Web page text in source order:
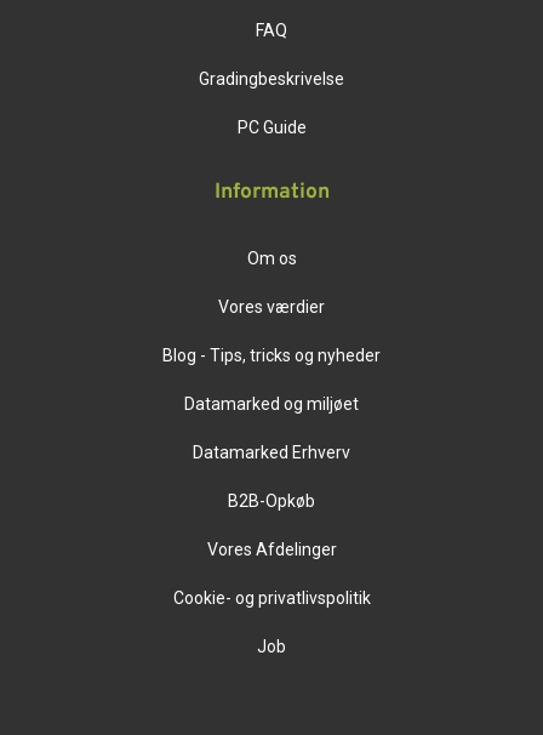
FAQ
Gradingbeskrivelse
PC Guide
Information
Om os
Vores værdier
Blog - Tips, tricks og nyheder
Datamarked og miljøet
Datamarked Erhverv
B2B-Opkøb
Vores Afdelinger
Cookie- og privatlivspolitik
Job